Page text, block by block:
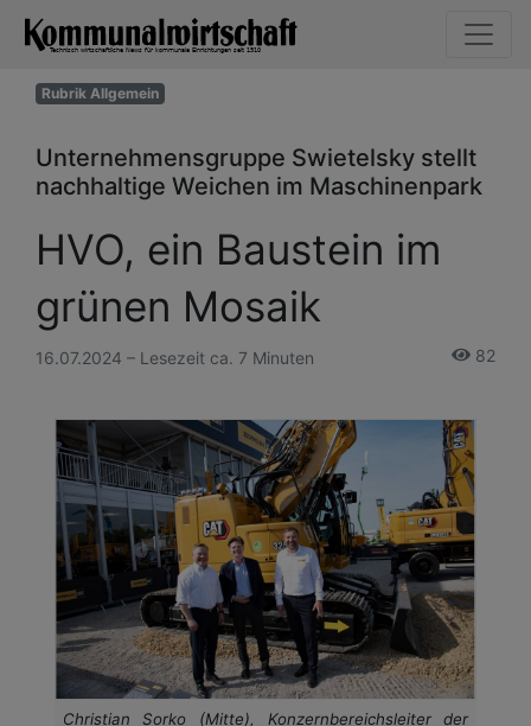
Rubrik Allgemein
Unternehmensgruppe Swietelsky stellt
nachhaltige Weichen im Maschinenpark
HVO, ein Baustein im
grünen Mosaik
16.07.2024 – Lesezeit ca. 7 Minuten 82
Christian Sorko (Mitte), Konzernbereichsleiter der